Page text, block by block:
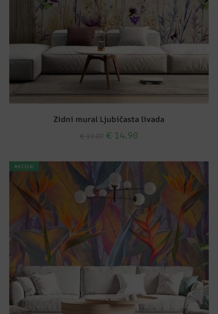
Zidni mural Ljubičasta livada
€ 14.90
AKCIJA!